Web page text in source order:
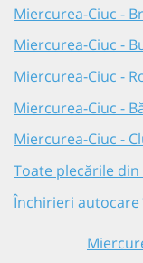
Miercurea-Ciuc -
Miercurea-Ciuc -
Miercurea-Ciuc -
Miercurea-Ciuc -
Miercurea-Ciuc -
Toate plecările
Închirieri autocare